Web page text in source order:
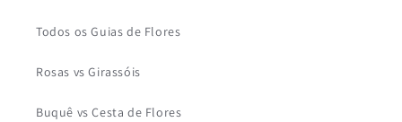
Todos os Guias de Flores
Rosas vs Girassóis
Buquê vs Cesta de Flores